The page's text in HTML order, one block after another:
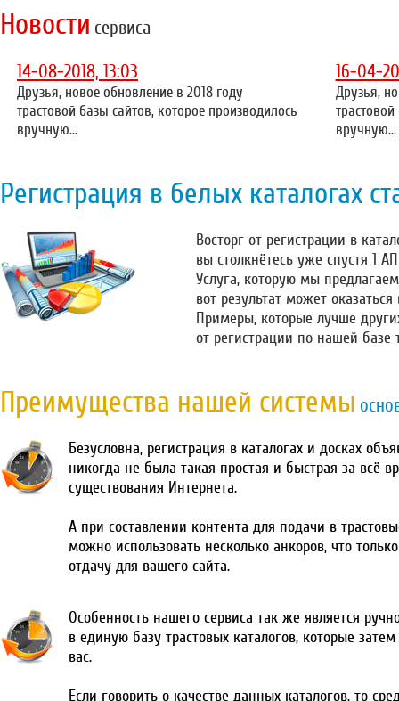
Новости сервиса
14-08-2018, 13:03
Друзья, новое обновление в 2018 году
трастовой базы сайтов, которое производилось
вручную...
16-04-
Друзья,
вручную...
Регистрация в белых каталогах
Восторг от регистрации в
вы столкнётесь уже спустя 1
Услуга, которую мы
вот результат может
Примеры, которые лучше
от регистрации по нашей базе
Преимущества нашей системы
Безусловна, регистрация в каталогах и досках
никогда не была такая простая и быстрая за всё
существования Интернета.
А при составлении контента для подачи в
можно использовать несколько анкоров, что
отдачу для вашего сайта.
Особенность нашего сервиса так же является
в единую базу трастовых каталогов, которые
вас.
Если говорить о качестве данных каталогов, то